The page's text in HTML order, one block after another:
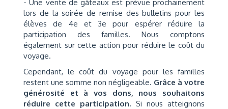
- Une vente de gâteaux est prévue prochainement
lors de la soirée de remise des bulletins pour les
élèves de 4e et 3e pour espérer réduire la
participation des familles. Nous comptons
également sur cette action pour réduire le coût du
voyage.
Cependant, le coût du voyage pour les familles
restent une somme non négligeable. Grâce à votre
générosité et à vos dons, nous souhaitons
réduire cette participation. Si nous atteignons